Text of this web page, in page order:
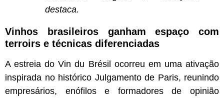
destaca.
Vinhos brasileiros ganham espaço com
terroirs e técnicas diferenciadas
A estreia do Vin du Brésil ocorreu em uma ativação
inspirada no histórico Julgamento de Paris, reunindo
empresários, enófilos e formadores de opinião